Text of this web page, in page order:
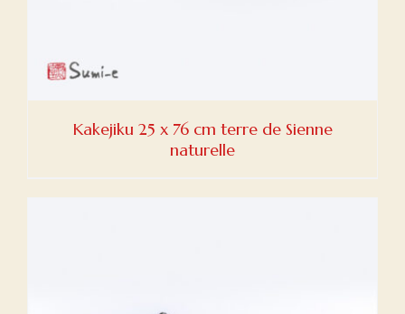
Kakejiku 25 x 76 cm terre de Sienne
naturelle